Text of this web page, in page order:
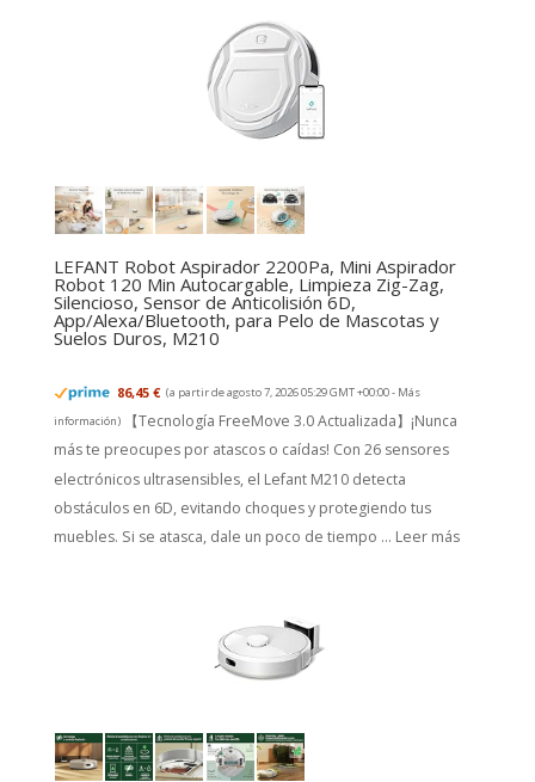
LEFANT Robot Aspirador 2200Pa, Mini Aspirador
Robot 120 Min Autocargable, Limpieza Zig-Zag,
Silencioso, Sensor de Anticolisión 6D,
App/Alexa/Bluetooth, para Pelo de Mascotas y
Suelos Duros, M210
86,45 € (a partir de agosto 7, 2026 05:29 GMT +00:00 - Más
información)
【Tecnología FreeMove 3.0 Actualizada】¡Nunca
más te preocupes por atascos o caídas! Con 26 sensores
electrónicos ultrasensibles, el Lefant M210 detecta
obstáculos en 6D, evitando choques y protegiendo tus
muebles. Si se atasca, dale un poco de tiempo ... Leer más